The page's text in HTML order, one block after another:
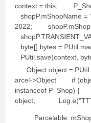
context = this;
shopP.mShopName
2022;
byte[] bytes =
PUtil.save(context,
Object object =
arcel->Object if
instanceof P_Shop)
object;
Parcelable: